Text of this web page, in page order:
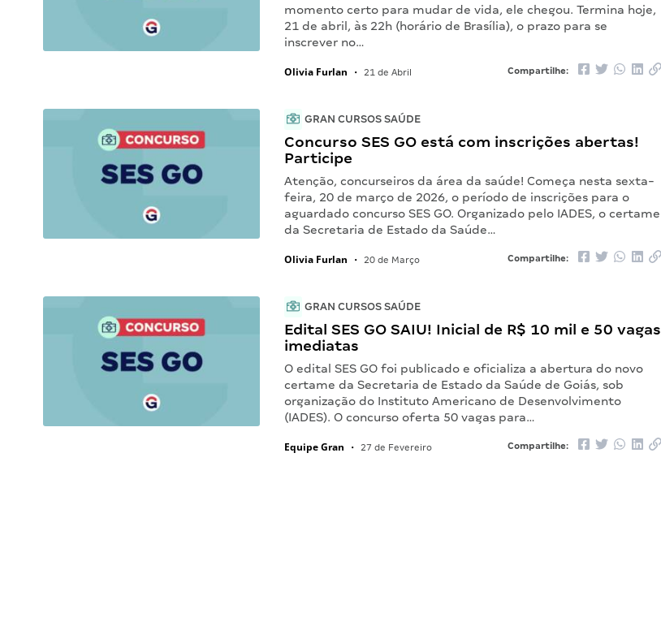
momento certo para mudar de vida, ele chegou. Termina hoje,
21 de abril, às 22h (horário de Brasília), o prazo para se
inscrever no…
Olivia Furlan • 21 de Abril Compartilhe:
GRAN CURSOS SAÚDE
Concurso SES GO está com inscrições abertas!
Participe
Atenção, concurseiros da área da saúde! Começa nesta sexta-
feira, 20 de março de 2026, o período de inscrições para o
aguardado concurso SES GO. Organizado pelo IADES, o certame
da Secretaria de Estado da Saúde…
Olivia Furlan • 20 de Março Compartilhe:
GRAN CURSOS SAÚDE
Edital SES GO SAIU! Inicial de R$ 10 mil e 50 vagas
imediatas
O edital SES GO foi publicado e oficializa a abertura do novo
certame da Secretaria de Estado da Saúde de Goiás, sob
organização do Instituto Americano de Desenvolvimento
(IADES). O concurso oferta 50 vagas para…
Equipe Gran • 27 de Fevereiro Compartilhe: